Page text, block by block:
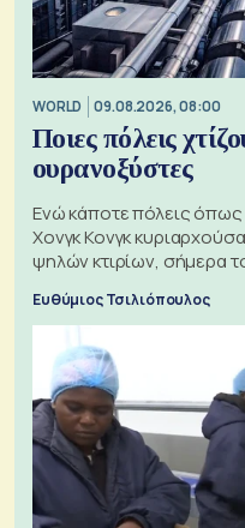
WORLD 09.08.2026, 08:00
Ποιες πόλεις
ουρανοξύστες
Ενώ κάποτε πόλεις όπως
Χονγκ Κονγκ
ψηλών κτιρίων, σήμερα
Ευθύμιος Τσιλιόπουλος